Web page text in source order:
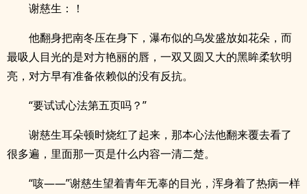
谢慈生：！
他翻身把南冬压在身下，瀑布似的乌发盛放如花朵，而
最吸人目光的是对方艳丽的唇，一双又圆又大的黑眸柔软明
亮，对方早有准备依赖似的没有反抗。
“要试试心法第五页吗？”
谢慈生耳朵顿时烧红了起来，那本心法他翻来覆去看了
很多遍，里面那一页是什么内容一清二楚。
“咳——”谢慈生望着青年无辜的目光，浑身着了热病一样